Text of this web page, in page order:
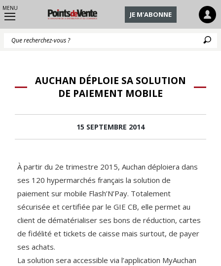
MENU
JE M'ABONNE
AUCHAN DÉPLOIE SA SOLUTION
DE PAIEMENT MOBILE
15 SEPTEMBRE 2014
À partir du 2e trimestre 2015, Auchan déploiera dans
ses 120 hypermarchés français la solution de
paiement sur mobile Flash’N’Pay. Totalement
sécurisée et certifiée par le GIE CB, elle permet au
client de dématérialiser ses bons de réduction, cartes
de fidélité et tickets de caisse mais surtout, de payer
ses achats.
La solution sera accessible via l’application MyAuchan